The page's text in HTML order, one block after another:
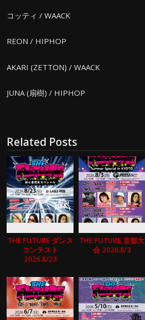
コッティ / WAACK
REON / HIPHOP
AKARI (ZETTON) / WAACK
JUNA (扇樹) / HIPHOP
Related Posts
THE FUTURE ダンス
コンテスト
2026.8/23
THE FUTURE 京都大
会 2026.8/3